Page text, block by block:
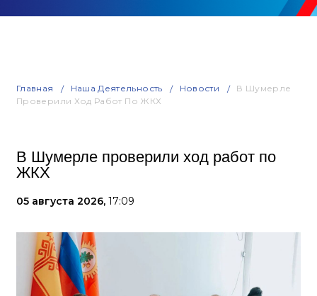
Главная Наша Деятельность Новости
В Шумерле
Проверили Ход Работ По ЖКХ
В Шумерле проверили ход работ по
ЖКХ
05 августа 2026, 17:09